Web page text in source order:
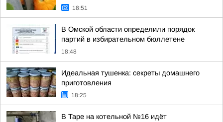
18:51
В Омской области определили порядок
партий в избирательном бюллетене
18:48
Идеальная тушенка: секреты домашнего
приготовления
18:25
В Таре на котельной №16 идёт